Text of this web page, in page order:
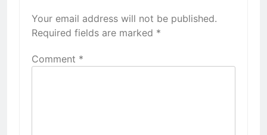
Your email address will not be published.
Required fields are marked *
Comment *